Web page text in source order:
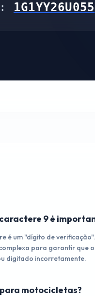
1G1YY26U055
9 é
é um "dígito de
para garantir que
digitado incorretamente.
motocicletas?